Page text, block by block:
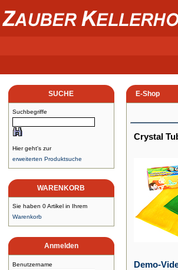
SUCHE
Suchbegriffe
Hier geht's zur
erweiterten Produktsuche
WARENKORB
Sie haben 0 Artikel in Ihrem
Warenkorb
Anmelden
Benutzername
E-Shop
Crystal
Demo-